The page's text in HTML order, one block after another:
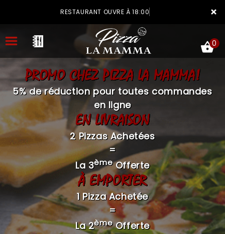
×
RESTAURANT OUVRE À 18:00
ACCUEIL
LA CARTE
VOTRE COMPTE
NOTRE RESTAURANT
VOS AVIS
MENTIONS LÉGALES
0
PROMO CHEZ PIZZA LA MAMMA!
5% de réduction pour toutes commandes
en ligne
EN LIVRAISON
2 Pizzas Achetées
=
La 3èmeOfferte
À EMPORTER
1 Pizza Achetée
=
La 2èmeOfferte